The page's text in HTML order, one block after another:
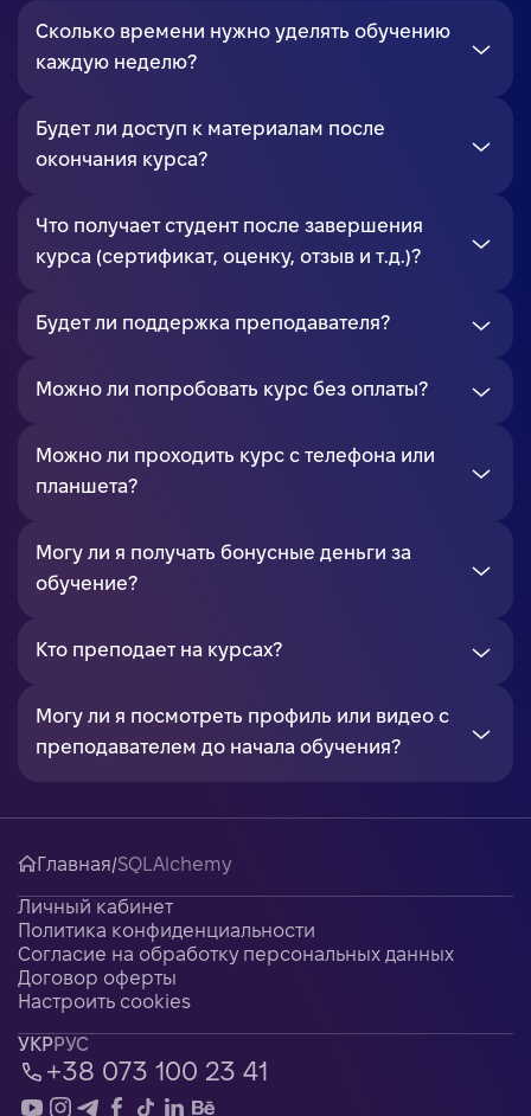
Сколько времени нужно уделять обучению
каждую неделю?
Будет ли доступ к материалам после
окончания курса?
Что получает студент после завершения
курса (сертификат, оценку, отзыв и т.д.)?
Будет ли поддержка преподавателя?
Можно ли попробовать курс без оплаты?
Можно ли проходить курс с телефона или
планшета?
Могу ли я получать бонусные деньги за
обучение?
Кто преподает на курсах?
Могу ли я посмотреть профиль или видео с
преподавателем до начала обучения?
+38 073 100 23 41
Главная/SQLAlchemy
Личный кабинет
Политика конфиденциальности
Согласие на обработку персональных данных
Договор оферты
Настроить cookies
УКР РУС